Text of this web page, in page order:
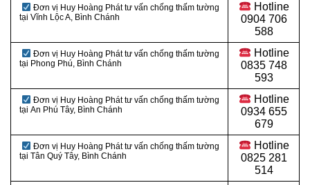
Đơn vị Huy Hoàng Phát tư vấn chống thấm tường
tại Vĩnh Lộc A, Bình Chánh
Hotline
0904 706
588
Đơn vị Huy Hoàng Phát tư vấn chống thấm tường
tại Phong Phú, Bình Chánh
Hotline
0835 748
593
Đơn vị Huy Hoàng Phát tư vấn chống thấm tường
tại An Phú Tây, Bình Chánh
Hotline
0934 655
679
Đơn vị Huy Hoàng Phát tư vấn chống thấm tường
tại Tân Quý Tây, Bình Chánh
Hotline
0825 281
514